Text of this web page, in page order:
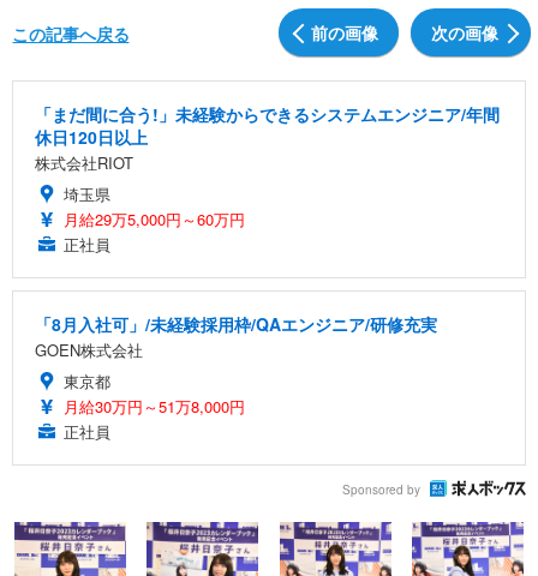
前の画像 次の画像
この記事へ戻る
「まだ間に合う!」未経験からできるシステムエンジニア/年間
休日120日以上
株式会社RIOT
埼玉県
月給29万5,000円～60万円
正社員
「8月入社可」/未経験採用枠/QAエンジニア/研修充実
GOEN株式会社
東京都
月給30万円～51万8,000円
正社員
Sponsored by